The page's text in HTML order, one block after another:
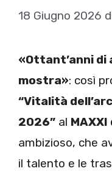
18 Giugno 2026
«Ottant’anni
mostra»: così
“Vitalità
2026” al MAXXI
ambizioso, che
il talento e le